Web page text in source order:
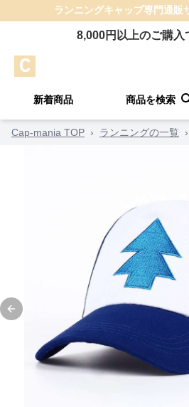
ランニングキャップ専門通販
8,000円以上のご購入
新着商品 商品を検索
Cap-mania TOP › ランニングの一覧 ›
Previous slide